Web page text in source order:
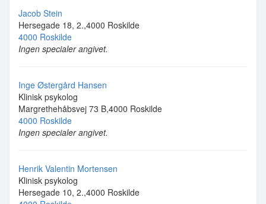
Jacob Stein
Hersegade 18, 2.,4000 Roskilde
4000 Roskilde
Ingen specialer angivet.
Inge Østergård Hansen
Klinisk psykolog
Margrethehåbsvej 73 B,4000 Roskilde
4000 Roskilde
Ingen specialer angivet.
Henrik Valentin Mortensen
Klinisk psykolog
Hersegade 10, 2.,4000 Roskilde